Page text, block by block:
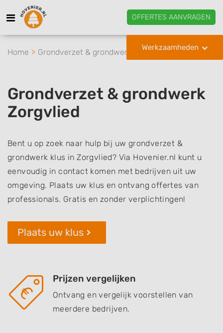
OFFERTES AANVRAGEN
Werkzaamheden
Home Grondverzet & grondwerk Zorgvlied
Grondverzet & grondwerk
Zorgvlied
Bent u op zoek naar hulp bij uw grondverzet &
grondwerk klus in Zorgvlied? Via Hovenier.nl kunt u
eenvoudig in contact komen met bedrijven uit uw
omgeving. Plaats uw klus en ontvang offertes van
professionals. Gratis en zonder verplichtingen!
Plaats uw klus
Prijzen vergelijken
Ontvang en vergelijk voorstellen van
meerdere bedrijven.